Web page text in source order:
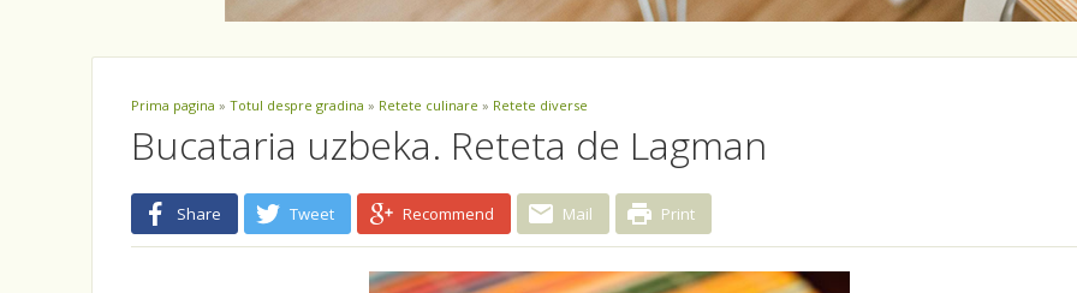
Prima pagina » Totul despre gradina » Retete culinare » Retete diverse
Bucataria uzbeka. Reteta de Lagman
Share Tweet Recommend Mail Print